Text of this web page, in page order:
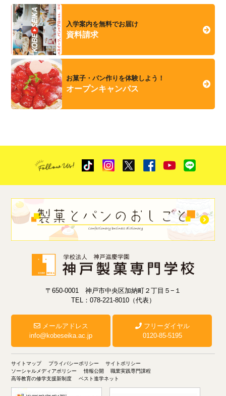
入学案内を無料でお届け
資料請求
お菓子・パン作りを体験しよう！
オープンキャンパス
〒650-0001 神戸市中央区加納町２丁目５−１
TEL：078-221-8010（代表）
メールアドレス
info@kobeseika.ac.jp
フリーダイヤル
0120-85-5195
サイトマップ プライバシーポリシー
サイトポリシー
ソーシャルメディアポリシー
情報公開
職業実践専門課程
高等教育の修学支援新制度
ベスト進学ネット